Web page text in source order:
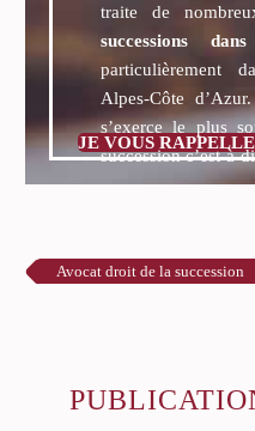
traite de
successions
particulièrement
Alpes-Côte
s’exerce le plus
succession c’est-à-
JE VOUS RAPPELLE
Avocat droit de la succession